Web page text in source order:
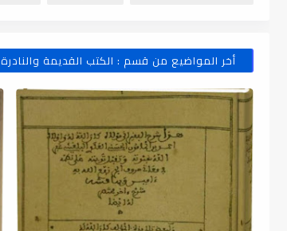
أخر المواضيع من قسم : الكتب القديمة والنادرة